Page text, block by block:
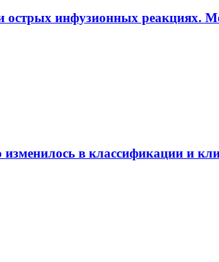
острых инфузионных реакциях.
изменилось в классификации и